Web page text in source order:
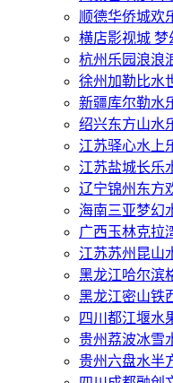
顺德华侨城欢
横店影视城 梦
杭州乐园浪浪
徐州加勒比水
新疆库尔勒水
绍兴东方山水
江苏驿心水上
江苏盐城长乐
辽宁锦州东方
海南三亚梦幻
广西玉林克拉
江苏苏州昆山
黑龙江哈尔滨
黑龙江密山铁
四川都江堰水
贵州荔波冰雪
贵州六盘水半